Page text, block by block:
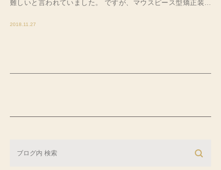
難しいと言われていました。 ですが、マウスピース型矯正装置
題なく矯正治療が可能です。 ワイヤー矯正とマウスピース矯正
2018.11.27